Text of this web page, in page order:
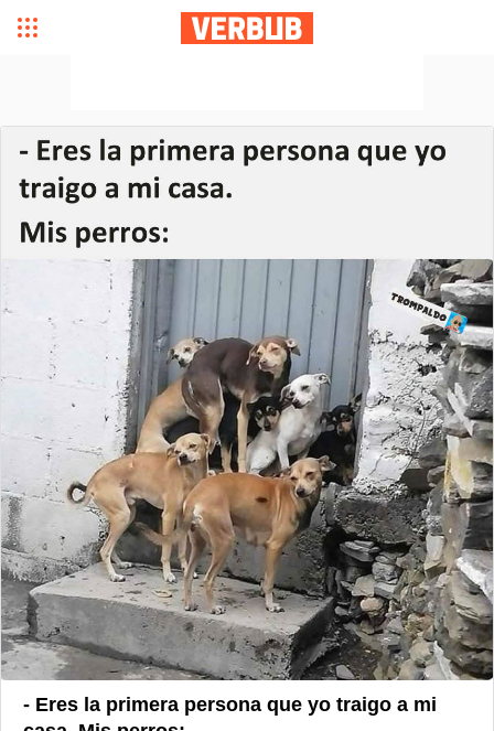
- Eres la primera persona que yo traigo a mi